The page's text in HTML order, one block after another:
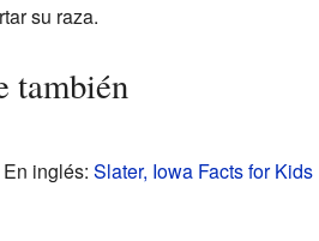
su raza.
también
En inglés: Slater, Iowa Facts for Kids